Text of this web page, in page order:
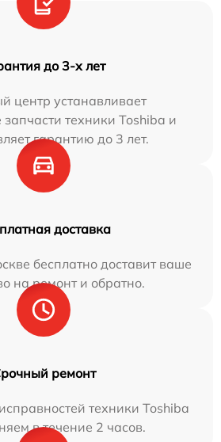
до 3-х лет
центр устанавливает
техники Toshiba и
гарантию до 3 лет.
доставка
бесплатно доставит ваше
на ремонт и обратно.
ремонт
техники Toshiba
в течение 2 часов.